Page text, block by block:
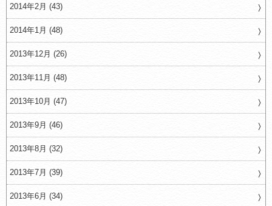
2014年2月 (43)
2014年1月 (48)
2013年12月 (26)
2013年11月 (48)
2013年10月 (47)
2013年9月 (46)
2013年8月 (32)
2013年7月 (39)
2013年6月 (34)